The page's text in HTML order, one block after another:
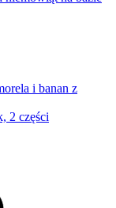
i banan z
2 części